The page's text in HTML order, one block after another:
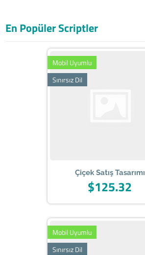
En Popüler Scriptler
Mobil Uyumlu
Sınırsız Dil
Çiçek Satış Tasarımı
$125.32
Mobil Uyumlu
Sınırsız Dil